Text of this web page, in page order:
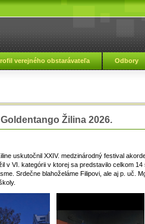
verejného obstarávateľa Odbory
Žilina 2026.
uskutočnil XXIV. medzinárodný festival
v VI. kategórii v ktorej sa predstavilo celkom
Srdečne blahoželáme Filipovi, ale aj p. uč.